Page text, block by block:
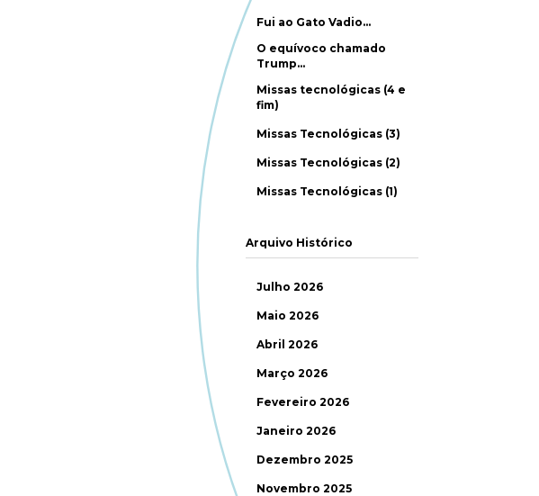
Fui ao Gato Vadio…
O equívoco chamado
Trump…
Missas tecnológicas (4 e
fim)
Missas Tecnológicas (3)
Missas Tecnológicas (2)
Missas Tecnológicas (1)
Arquivo Histórico
Julho 2026
Maio 2026
Abril 2026
Março 2026
Fevereiro 2026
Janeiro 2026
Dezembro 2025
Novembro 2025